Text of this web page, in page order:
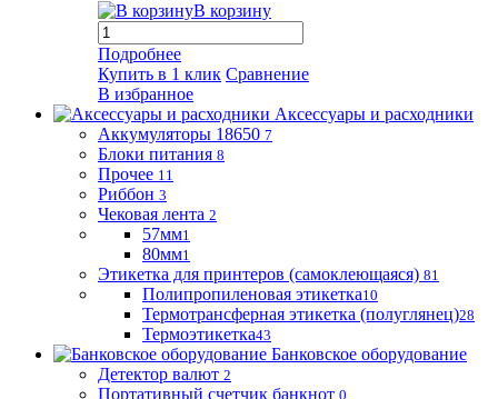
В корзину
Подробнее
Купить в 1 клик Сравнение
В избранное
Аксессуары и расходники
Аккумуляторы 18650 7
Блоки питания 8
Прочее 11
Риббон 3
Чековая лента 2
57мм1
80мм1
Этикетка для принтеров (самоклеющаяся) 81
Полипропиленовая этикетка10
Термотрансферная этикетка (полуглянец)28
Термоэтикетка43
Банковское оборудование
Детектор валют 2
Портативный счетчик банкнот 0